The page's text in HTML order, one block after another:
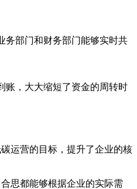
务部门和财务部门能够实时共
账，大大缩短了资金的周转时
运营的目标，提升了企业的核
思都能够根据企业的实际需